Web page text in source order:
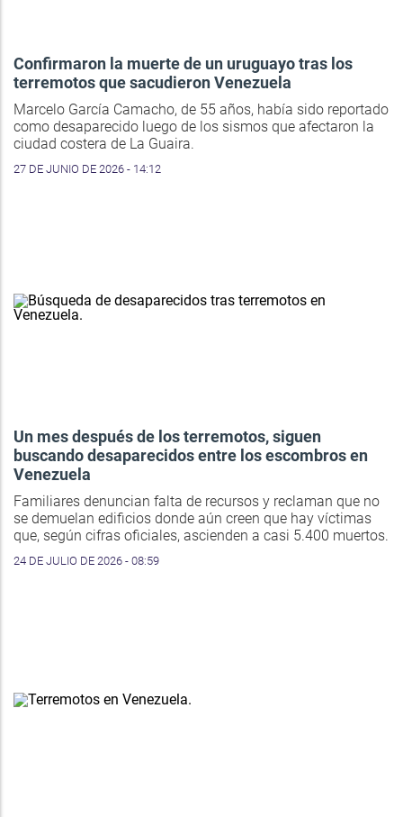
Confirmaron la muerte de un uruguayo tras los
terremotos que sacudieron Venezuela
Marcelo García Camacho, de 55 años, había sido reportado
como desaparecido luego de los sismos que afectaron la
ciudad costera de La Guaira.
27 DE JUNIO DE 2026 - 14:12
Un mes después de los terremotos, siguen
buscando desaparecidos entre los escombros en
Venezuela
Familiares denuncian falta de recursos y reclaman que no
se demuelan edificios donde aún creen que hay víctimas
que, según cifras oficiales, ascienden a casi 5.400 muertos.
24 DE JULIO DE 2026 - 08:59